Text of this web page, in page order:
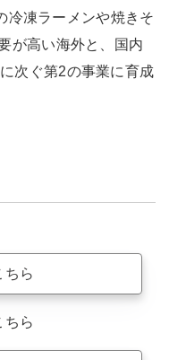
冷凍ラーメンや焼きそ
が高い海外と、国内
次ぐ第2の事業に育成
ちら
ちら